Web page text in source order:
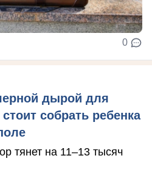
0
дырой для
собрать ребенка
тянет на 11–13 тысяч